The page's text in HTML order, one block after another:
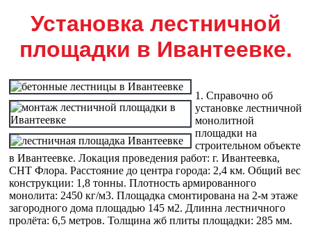
Установка лестничной
площадки в Ивантеевке.
1. Справочно об
установке лестничной
монолитной
площадки на
строительном объекте
в Ивантеевке. Локация проведения работ: г. Ивантеевка,
СНТ Флора. Расстояние до центра города: 2,4 км. Общий вес
конструкции: 1,8 тонны. Плотность армированного
монолита: 2450 кг/м3. Площадка смонтирована на 2-м этаже
загородного дома площадью 145 м2. Длинна лестничного
пролёта: 6,5 метров. Толщина жб плиты площадки: 285 мм.